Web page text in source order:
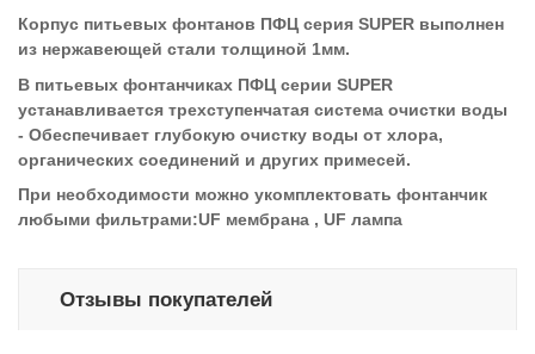
Корпус питьевых фонтанов ПФЦ серия SUPER выполнен
из нержавеющей стали толщиной 1мм.
В питьевых фонтанчиках ПФЦ серии SUPER
устанавливается трехступенчатая система очистки воды
- Обеспечивает глубокую очистку воды от хлора,
органических соединений и других примесей.
При необходимости можно укомплектовать фонтанчик
любыми фильтрами:UF мембрана , UF лампа
Отзывы покупателей